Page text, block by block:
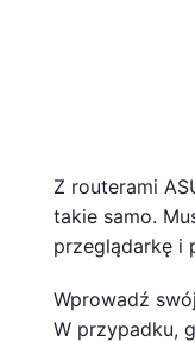
Z routerami
takie samo.
przeglądarkę i
Wprowadź
W przypadku,